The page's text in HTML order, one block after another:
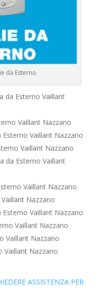
da Esterno
da Esterno Vaillant
Vaillant Nazzano
Esterno Vaillant Nazzano
Vaillant Nazzano
da Esterno Vaillant
Vaillant Nazzano
Nazzano
Esterno Vaillant Nazzano
Vaillant Nazzano
Vaillant Nazzano
Vaillant Nazzano
ASSISTENZA PER